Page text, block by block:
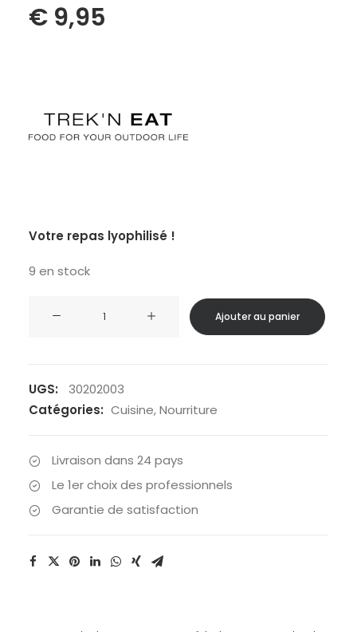
€ 9,95
Votre repas lyophilisé !
9 en stock
-
Bœuf
pâtes
Ajouter au panier
UGS:
30202003
Catégories: Cuisine,Nourriture
Livraison dans 24 pays
Le 1er choix des professionnels
Garantie de satisfaction